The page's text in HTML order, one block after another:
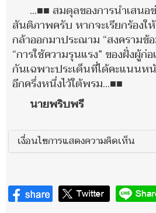
...■■ สมดุลของการนำเสนอ
สันติภาพครับ หากจะเรียกร้องใ
กล้าออกมาประณาม “สงครามข้
“การใช้ความรุนแรง” ของฝั่งผู้ก่
กันเฉพาะประเด็นที่ได้คะแนนห
อีกครึ่งหนึ่งไว้ใต้พรม...■■
นายพริบพรี
เงื่อนไขการแสดงความคิดเห็น